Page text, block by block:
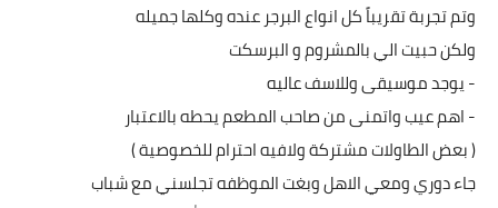
وتم تجربة تقريباً كل انواع البرجر عنده وكلها جميله
ولكن حبيت الي بالمشروم و البرسكت
- يوجد موسيقى وللاسف عاليه
- اهم عيب واتمنى من صاحب المطعم يحطه بالاعتبار
( بعض الطاولات مشتركة ولافيه احترام للخصوصية )
جاء دوري ومعي الاهل وبغت الموظفه تجلسني مع شباب